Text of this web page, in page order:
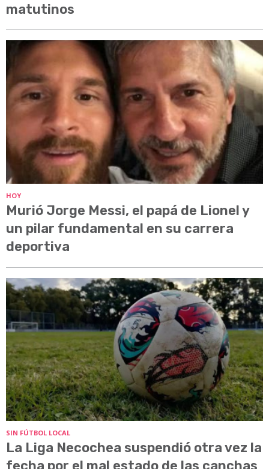
matutinos
HOY
Murió Jorge Messi, el papá de Lionel y
un pilar fundamental en su carrera
deportiva
SIN FÚTBOL LOCAL
La Liga Necochea suspendió otra vez la